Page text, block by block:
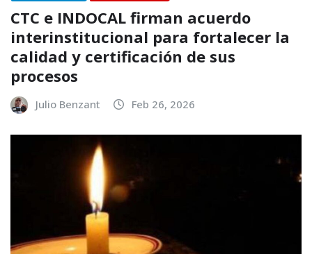
CTC e INDOCAL firman acuerdo
interinstitucional para fortalecer la
calidad y certificación de sus
procesos
Julio Benzant Feb 26, 2026